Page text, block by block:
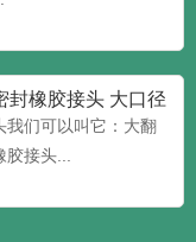
橡胶接头 大口径
翻边橡
我们可以叫它：大翻
接头...